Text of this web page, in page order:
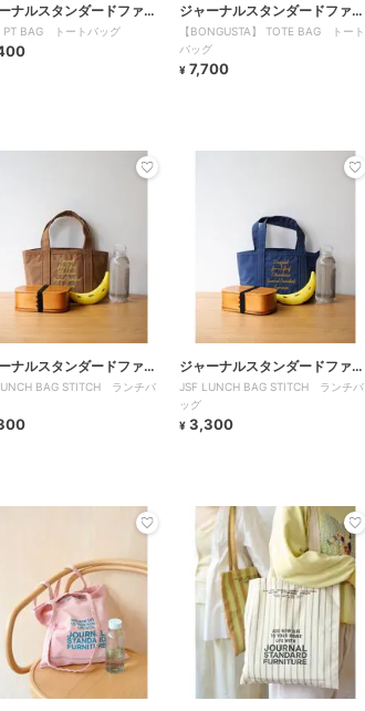
ナルスタンダードファニ
PT BAG トートバッグ
ジャーナルスタンダードファニ
チャー
【BONGUSTA】 TOTE BAG トート
バッグ
¥ 7,700
ナルスタンダードファニ
BAG STITCH ランチバ
ジャーナルスタンダードファニ
チャー
JSF LUNCH BAG STITCH ランチバ
ッグ
¥ 3,300